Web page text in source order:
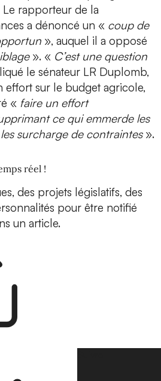
rapporteur de la
a dénoncé un « coup de
», auquel il a opposé
». « C’est une question
le sénateur LR Duplomb,
effort sur le budget agricole,
« faire un effort
ce qui emmerde les
surcharge de contraintes».
réel !
des projets législatifs, des
pour être notifié
un article.